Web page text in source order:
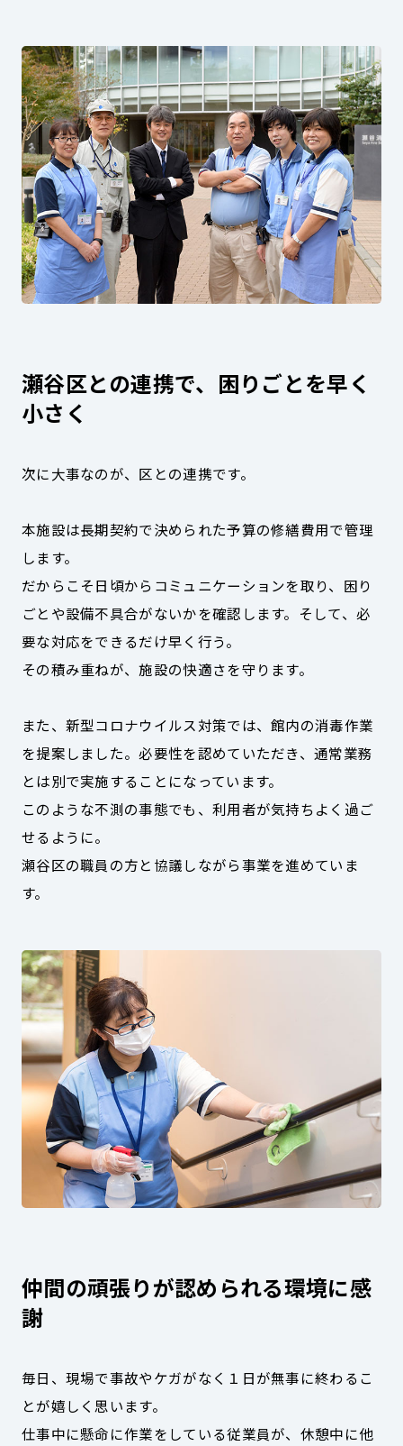
瀬谷区との連携で、困りごとを早く
小さく
次に大事なのが、区との連携です。
本施設は長期契約で決められた予算の修繕費用で管理
します。
だからこそ日頃からコミュニケーションを取り、困り
ごとや設備不具合がないかを確認します。そして、必
要な対応をできるだけ早く行う。
その積み重ねが、施設の快適さを守ります。
また、新型コロナウイルス対策では、館内の消毒作業
を提案しました。必要性を認めていただき、通常業務
とは別で実施することになっています。
このような不測の事態でも、利用者が気持ちよく過ご
せるように。
瀬谷区の職員の方と協議しながら事業を進めていま
す。
仲間の頑張りが認められる環境に感
謝
毎日、現場で事故やケガがなく１日が無事に終わるこ
とが嬉しく思います。
仕事中に懸命に作業をしている従業員が、休憩中に他